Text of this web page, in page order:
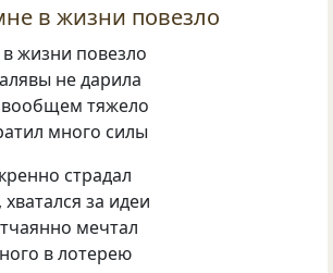
в жизни повезло
жизни повезло
не дарила
тяжело
много силы
страдал
за идеи
мечтал
в лотерею